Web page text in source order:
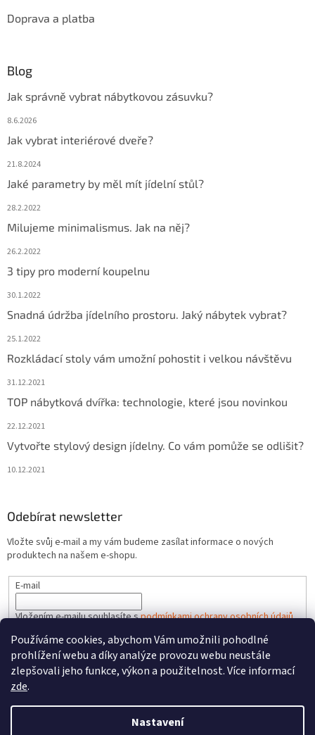
Používáme cookies, abychom Vám umožnili pohodlné
prohlížení webu a díky analýze provozu webu neustále
zlepšovali jeho funkce, výkon a použitelnost. Více informací
zde.
Nastavení
Doprava a platba
Blog
Jak správně vybrat nábytkovou zásuvku?
8.6.2026
Jak vybrat interiérové dveře?
21.8.2024
Jaké parametry by měl mít jídelní stůl?
28.2.2022
Milujeme minimalismus. Jak na něj?
26.2.2022
3 tipy pro moderní koupelnu
30.1.2022
Snadná údržba jídelního prostoru. Jaký nábytek vybrat?
25.1.2022
Rozkládací stoly vám umožní pohostit i velkou návštěvu
31.12.2021
TOP nábytková dvířka: technologie, které jsou novinkou
22.12.2021
Vytvořte stylový design jídelny. Co vám pomůže se odlišit?
10.12.2021
Odebírat newsletter
Vložte svůj e-mail a my vám budeme zasílat informace o nových
produktech na našem e-shopu.
E-mail
Vložením e-mailu souhlasíte spodmínkami ochrany osobních údajů
PŘIHLÁSIT SE